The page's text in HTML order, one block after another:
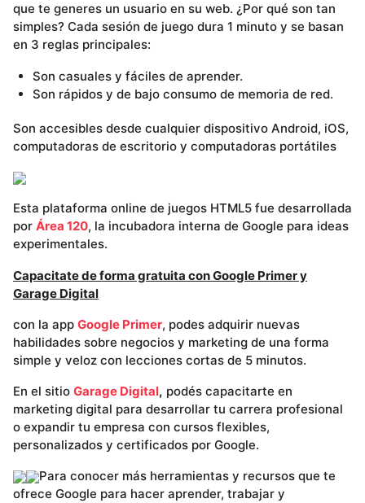
que te generes un usuario en su web. ¿Por qué son tan
simples? Cada sesión de juego dura 1 minuto y se basan
en 3 reglas principales:
Son casuales y fáciles de aprender.
Son rápidos y de bajo consumo de memoria de red.
Son accesibles desde cualquier dispositivo Android, iOS,
computadoras de escritorio y computadoras portátiles
Esta plataforma online de juegos HTML5 fue desarrollada
por Área 120, la incubadora interna de Google para ideas
experimentales.
Capacitate de forma gratuita con Google Primer y
Garage Digital
con la app Google Primer, podes adquirir nuevas
habilidades sobre negocios y marketing de una forma
simple y veloz con lecciones cortas de 5 minutos.
En el sitio Garage Digital, podés capacitarte en
marketing digital para desarrollar tu carrera profesional
o expandir tu empresa con cursos flexibles,
personalizados y certificados por Google.
Para conocer más herramientas y recursos que te
ofrece Google para hacer aprender, trabajar y